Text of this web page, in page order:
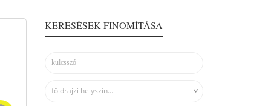
KERESÉSEK FINOMÍTÁSA
földrajzi helyszín...